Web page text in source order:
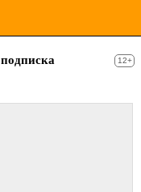
подписка
12+